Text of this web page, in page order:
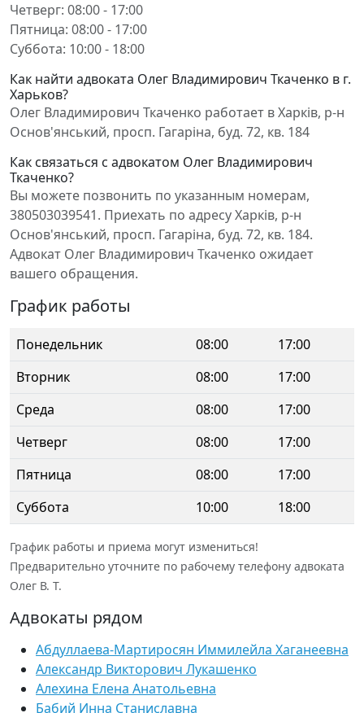
Четверг: 08:00 - 17:00
Пятница: 08:00 - 17:00
Суббота: 10:00 - 18:00
Как найти адвоката Олег Владимирович Ткаченко в г.
Харьков?
Олег Владимирович Ткаченко работает в Харків, р-н
Основ'янський, просп. Гагаріна, буд. 72, кв. 184
Как связаться с адвокатом Олег Владимирович
Ткаченко?
Вы можете позвонить по указанным номерам,
380503039541. Приехать по адресу Харків, р-н
Основ'янський, просп. Гагаріна, буд. 72, кв. 184.
Адвокат Олег Владимирович Ткаченко ожидает
вашего обращения.
График работы
Понедельник 08:00
17:00
Вторник
08:00
17:00
Среда
08:00
17:00
Четверг
08:00
17:00
Пятница
08:00
17:00
Суббота
10:00 18:00
График работы и приема могут измениться!
Предварительно уточните по рабочему телефону адвоката
Олег В. Т.
Адвокаты рядом
Абдуллаева-Мартиросян Иммилейла Хаганеевна
Александр Викторович Лукашенко
Алехина Елена Анатольевна
Бабий Инна Станиславна